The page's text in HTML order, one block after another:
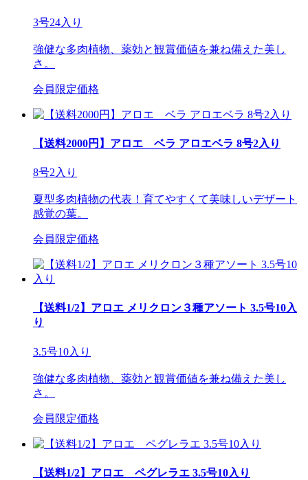
3号24入り
強健な多肉植物、薬効と観賞価値を兼ね備えた美し
さ。
会員限定価格
【送料2000円】アロエ ベラ アロエベラ 8号2入り
8号2入り
夏型多肉植物の代表！育てやすくて美味しいデザート
感覚の葉。
会員限定価格
【送料1/2】アロエ メリクロン３種アソート 3.5号10入
り
3.5号10入り
強健な多肉植物、薬効と観賞価値を兼ね備えた美し
さ。
会員限定価格
【送料1/2】アロエ ペグレラエ 3.5号10入り